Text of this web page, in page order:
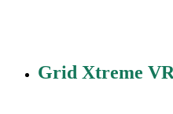
Grid Xtreme VR